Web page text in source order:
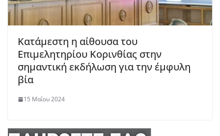
Κατάμεστη η αίθουσα του
Επιμελητηρίου Κορινθίας στην
σημαντική εκδήλωση για την έμφυλη
βία
15 Μαΐου 2024